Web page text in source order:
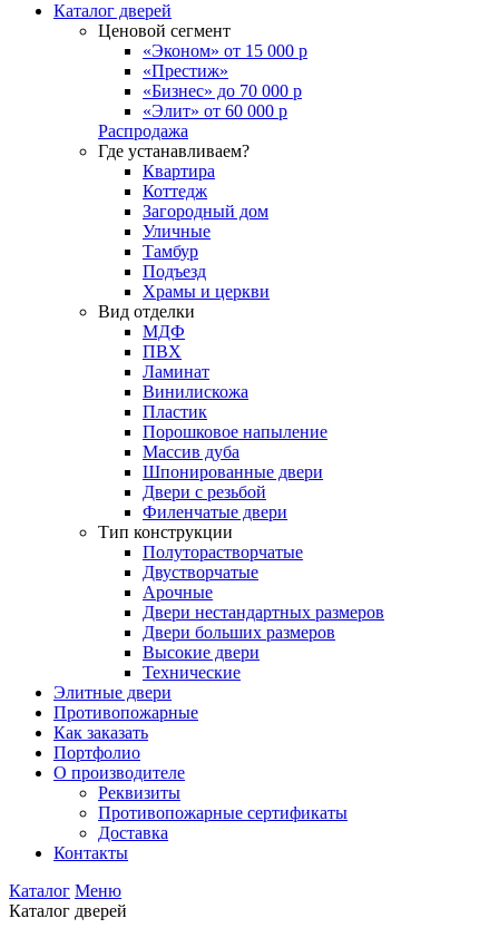
Каталог дверей
Ценовой сегмент
«Эконом» от 15 000 р
«Престиж»
«Бизнес» до 70 000 р
«Элит» от 60 000 р
Распродажа
Где устанавливаем?
Квартира
Коттедж
Загородный дом
Уличные
Тамбур
Подъезд
Храмы и церкви
Вид отделки
МДФ
ПВХ
Ламинат
Винилискожа
Пластик
Порошковое напыление
Массив дуба
Шпонированные двери
Двери с резьбой
Филенчатые двери
Тип конструкции
Полуторастворчатые
Двустворчатые
Арочные
Двери нестандартных размеров
Двери больших размеров
Высокие двери
Технические
Элитные двери
Противопожарные
Как заказать
Портфолио
О производителе
Реквизиты
Противопожарные сертификаты
Доставка
Контакты
Каталог Меню
Каталог дверей